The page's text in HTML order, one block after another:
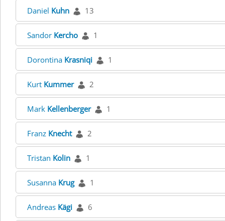
Daniel Kuhn 13
Sandor Kercho 1
Dorontina Krasniqi 1
Kurt Kummer 2
Mark Kellenberger 1
Franz Knecht 2
Tristan Kolin 1
Susanna Krug 1
Andreas Kägi 6